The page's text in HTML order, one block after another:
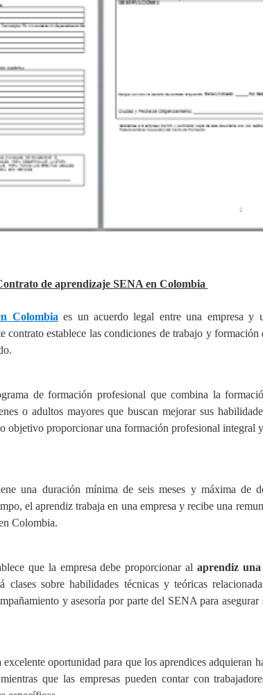
de aprendizaje SENA en Colombia
Colombia es un acuerdo legal entre una empresa y
contrato establece las condiciones de trabajo y formación
de formación profesional que combina la
o adultos mayores que buscan mejorar sus
objetivo proporcionar una formación profesional integral
una duración mínima de seis meses y máxima de
el aprendiz trabaja en una empresa y recibe una
Colombia.
que la empresa debe proporcionar alaprendiz
sobre habilidades técnicas y teóricas
y asesoría por parte del SENA para
oportunidad para que los aprendices adquieran
que las empresas pueden contar con